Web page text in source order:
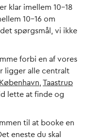
klar imellem 10-18
10-16 om
spørgsmål, vi ikke
forbi en af vores
ligger alle centralt
København Taastrup
lette at finde og
til at booke en
eneste du skal